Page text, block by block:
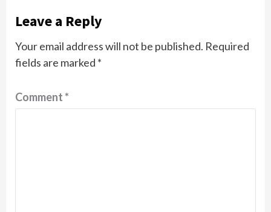
Leave a Reply
Your email address will not be published. Required
fields are marked *
Comment*